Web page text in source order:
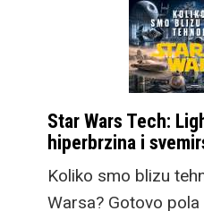
Star Wars Tech:
hiperbrzina i
Koliko smo blizu
Warsa? Gotovo